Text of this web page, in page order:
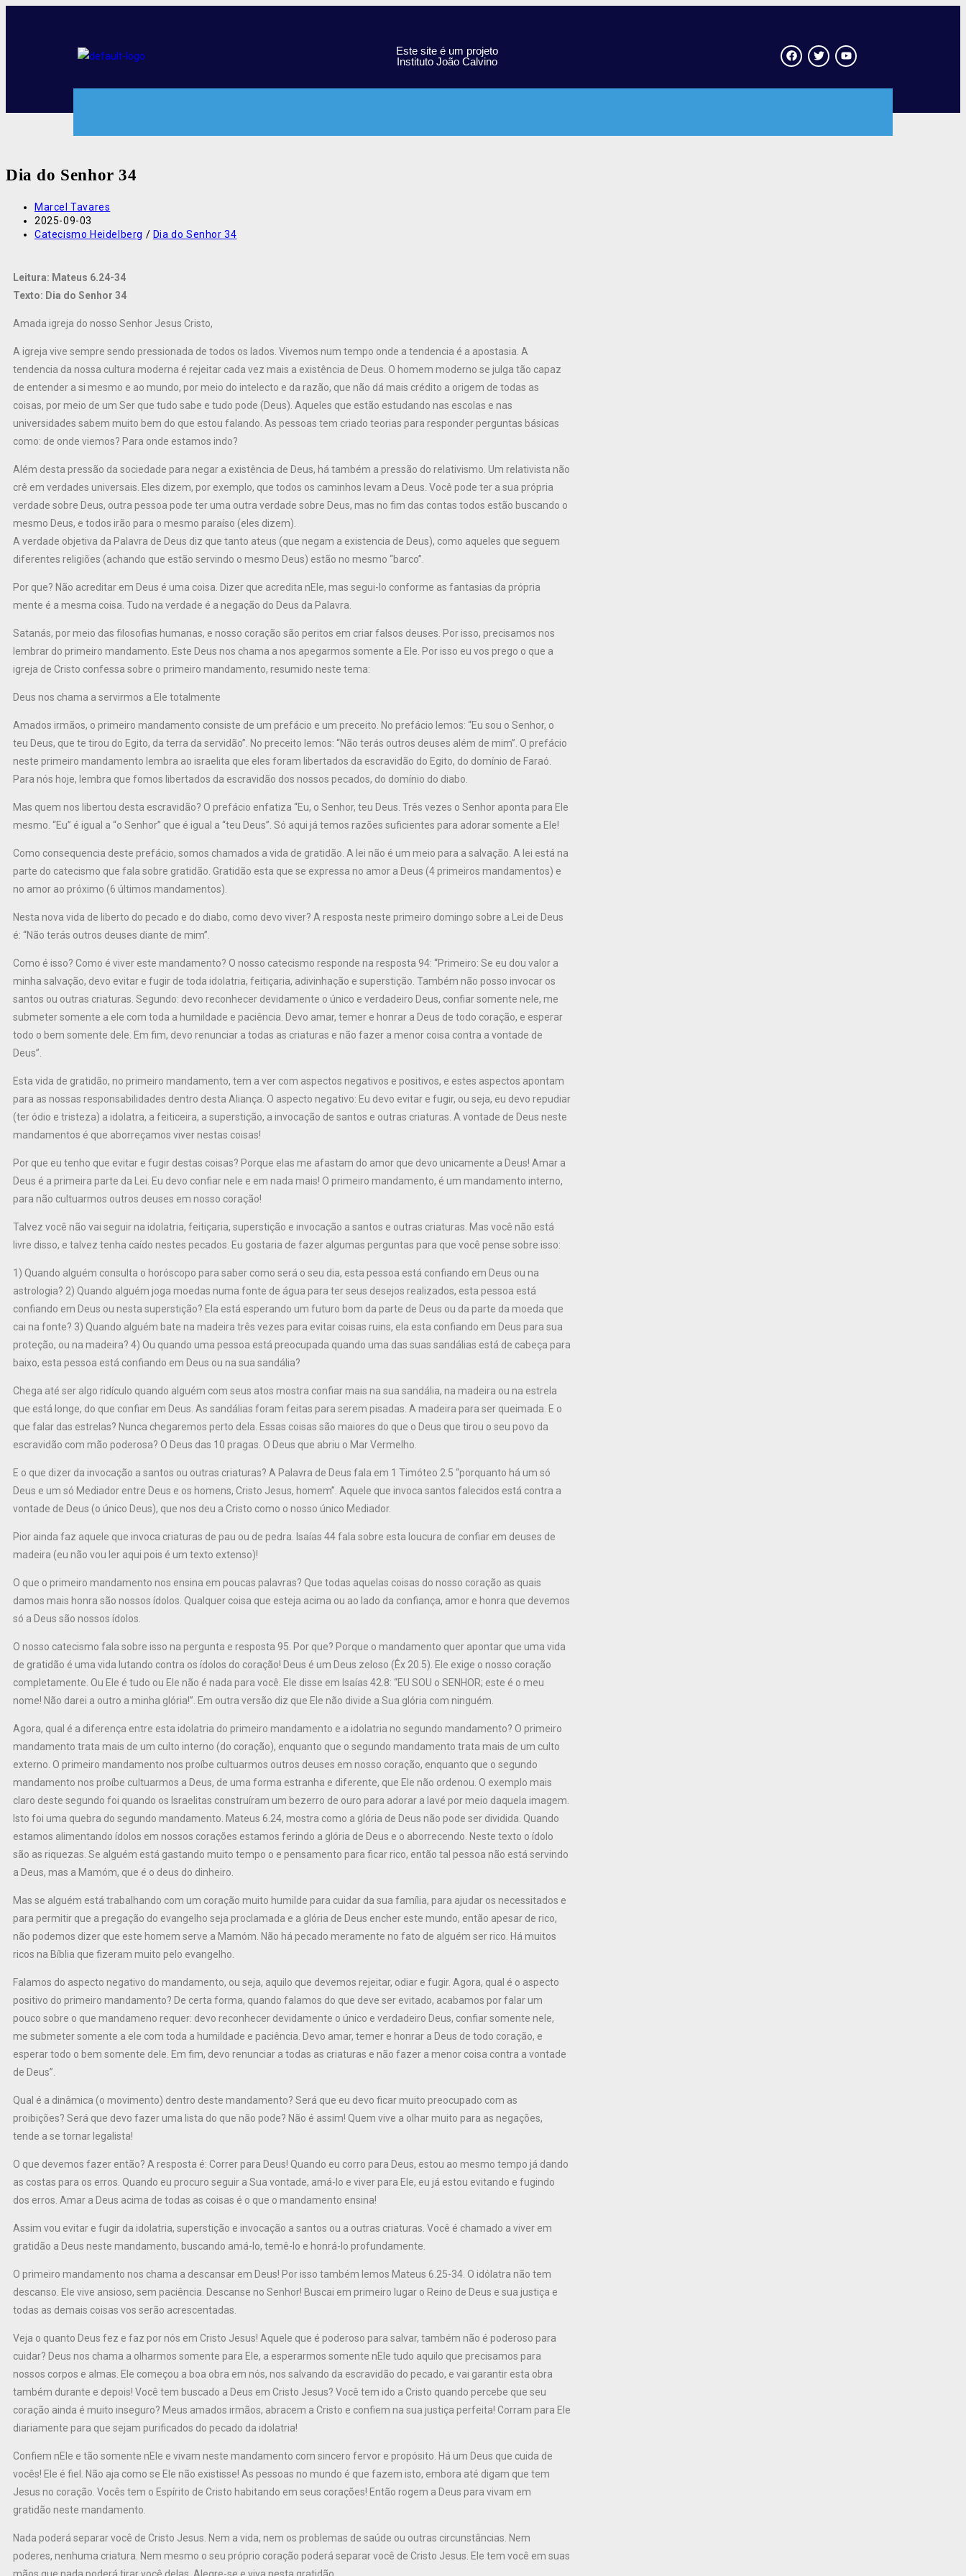
Este site é um projeto
Instituto João Calvino
Dia do Senhor 34
Marcel Tavares
2025-09-03
Catecismo Heidelberg / Dia do Senhor 34
Leitura: Mateus 6.24-34
Texto: Dia do Senhor 34
Amada igreja do nosso Senhor Jesus Cristo,
A igreja vive sempre sendo pressionada de todos os lados. Vivemos num tempo onde a tendencia é a apostasia. A
tendencia da nossa cultura moderna é rejeitar cada vez mais a existência de Deus. O homem moderno se julga tão capaz
de entender a si mesmo e ao mundo, por meio do intelecto e da razão, que não dá mais crédito a origem de todas as
coisas, por meio de um Ser que tudo sabe e tudo pode (Deus). Aqueles que estão estudando nas escolas e nas
universidades sabem muito bem do que estou falando. As pessoas tem criado teorias para responder perguntas básicas
como: de onde viemos? Para onde estamos indo?
Além desta pressão da sociedade para negar a existência de Deus, há também a pressão do relativismo. Um relativista não
crê em verdades universais. Eles dizem, por exemplo, que todos os caminhos levam a Deus. Você pode ter a sua própria
verdade sobre Deus, outra pessoa pode ter uma outra verdade sobre Deus, mas no fim das contas todos estão buscando o
mesmo Deus, e todos irão para o mesmo paraíso (eles dizem).
A verdade objetiva da Palavra de Deus diz que tanto ateus (que negam a existencia de Deus), como aqueles que seguem
diferentes religiões (achando que estão servindo o mesmo Deus) estão no mesmo “barco”.
Por que? Não acreditar em Deus é uma coisa. Dizer que acredita nEle, mas segui-lo conforme as fantasias da própria
mente é a mesma coisa. Tudo na verdade é a negação do Deus da Palavra.
Satanás, por meio das filosofias humanas, e nosso coração são peritos em criar falsos deuses. Por isso, precisamos nos
lembrar do primeiro mandamento. Este Deus nos chama a nos apegarmos somente a Ele. Por isso eu vos prego o que a
igreja de Cristo confessa sobre o primeiro mandamento, resumido neste tema:
Deus nos chama a servirmos a Ele totalmente
Amados irmãos, o primeiro mandamento consiste de um prefácio e um preceito. No prefácio lemos: “Eu sou o Senhor, o
teu Deus, que te tirou do Egito, da terra da servidão”. No preceito lemos: “Não terás outros deuses além de mim”. O prefácio
neste primeiro mandamento lembra ao israelita que eles foram libertados da escravidão do Egito, do domínio de Faraó.
Para nós hoje, lembra que fomos libertados da escravidão dos nossos pecados, do domínio do diabo.
Mas quem nos libertou desta escravidão? O prefácio enfatiza “Eu, o Senhor, teu Deus. Três vezes o Senhor aponta para Ele
mesmo. “Eu” é igual a “o Senhor” que é igual a “teu Deus”. Só aqui já temos razões suficientes para adorar somente a Ele!
Como consequencia deste prefácio, somos chamados a vida de gratidão. A lei não é um meio para a salvação. A lei está na
parte do catecismo que fala sobre gratidão. Gratidão esta que se expressa no amor a Deus (4 primeiros mandamentos) e
no amor ao próximo (6 últimos mandamentos).
Nesta nova vida de liberto do pecado e do diabo, como devo viver? A resposta neste primeiro domingo sobre a Lei de Deus
é: “Não terás outros deuses diante de mim”.
Como é isso? Como é viver este mandamento? O nosso catecismo responde na resposta 94: “Primeiro: Se eu dou valor a
minha salvação, devo evitar e fugir de toda idolatria, feitiçaria, adivinhação e superstição. Também não posso invocar os
santos ou outras criaturas. Segundo: devo reconhecer devidamente o único e verdadeiro Deus, confiar somente nele, me
submeter somente a ele com toda a humildade e paciência. Devo amar, temer e honrar a Deus de todo coração, e esperar
todo o bem somente dele. Em fim, devo renunciar a todas as criaturas e não fazer a menor coisa contra a vontade de
Deus”.
Esta vida de gratidão, no primeiro mandamento, tem a ver com aspectos negativos e positivos, e estes aspectos apontam
para as nossas responsabilidades dentro desta Aliança. O aspecto negativo: Eu devo evitar e fugir, ou seja, eu devo repudiar
(ter ódio e tristeza) a idolatra, a feiticeira, a superstição, a invocação de santos e outras criaturas. A vontade de Deus neste
mandamentos é que aborreçamos viver nestas coisas!
Por que eu tenho que evitar e fugir destas coisas? Porque elas me afastam do amor que devo unicamente a Deus! Amar a
Deus é a primeira parte da Lei. Eu devo confiar nele e em nada mais! O primeiro mandamento, é um mandamento interno,
para não cultuarmos outros deuses em nosso coração!
Talvez você não vai seguir na idolatria, feitiçaria, superstição e invocação a santos e outras criaturas. Mas você não está
livre disso, e talvez tenha caído nestes pecados. Eu gostaria de fazer algumas perguntas para que você pense sobre isso:
1) Quando alguém consulta o horóscopo para saber como será o seu dia, esta pessoa está confiando em Deus ou na
astrologia? 2) Quando alguém joga moedas numa fonte de água para ter seus desejos realizados, esta pessoa está
confiando em Deus ou nesta superstição? Ela está esperando um futuro bom da parte de Deus ou da parte da moeda que
cai na fonte? 3) Quando alguém bate na madeira três vezes para evitar coisas ruins, ela esta confiando em Deus para sua
proteção, ou na madeira? 4) Ou quando uma pessoa está preocupada quando uma das suas sandálias está de cabeça para
baixo, esta pessoa está confiando em Deus ou na sua sandália?
Chega até ser algo ridículo quando alguém com seus atos mostra confiar mais na sua sandália, na madeira ou na estrela
que está longe, do que confiar em Deus. As sandálias foram feitas para serem pisadas. A madeira para ser queimada. E o
que falar das estrelas? Nunca chegaremos perto dela. Essas coisas são maiores do que o Deus que tirou o seu povo da
escravidão com mão poderosa? O Deus das 10 pragas. O Deus que abriu o Mar Vermelho.
E o que dizer da invocação a santos ou outras criaturas? A Palavra de Deus fala em 1 Timóteo 2.5 “porquanto há um só
Deus e um só Mediador entre Deus e os homens, Cristo Jesus, homem”. Aquele que invoca santos falecidos está contra a
vontade de Deus (o único Deus), que nos deu a Cristo como o nosso único Mediador.
Pior ainda faz aquele que invoca criaturas de pau ou de pedra. Isaías 44 fala sobre esta loucura de confiar em deuses de
madeira (eu não vou ler aqui pois é um texto extenso)!
O que o primeiro mandamento nos ensina em poucas palavras? Que todas aquelas coisas do nosso coração as quais
damos mais honra são nossos ídolos. Qualquer coisa que esteja acima ou ao lado da confiança, amor e honra que devemos
só a Deus são nossos ídolos.
O nosso catecismo fala sobre isso na pergunta e resposta 95. Por que? Porque o mandamento quer apontar que uma vida
de gratidão é uma vida lutando contra os ídolos do coração! Deus é um Deus zeloso (Êx 20.5). Ele exige o nosso coração
completamente. Ou Ele é tudo ou Ele não é nada para você. Ele disse em Isaías 42.8: “EU SOU o SENHOR; este é o meu
nome! Não darei a outro a minha glória!”. Em outra versão diz que Ele não divide a Sua glória com ninguém.
Agora, qual é a diferença entre esta idolatria do primeiro mandamento e a idolatria no segundo mandamento? O primeiro
mandamento trata mais de um culto interno (do coração), enquanto que o segundo mandamento trata mais de um culto
externo. O primeiro mandamento nos proíbe cultuarmos outros deuses em nosso coração, enquanto que o segundo
mandamento nos proíbe cultuarmos a Deus, de uma forma estranha e diferente, que Ele não ordenou. O exemplo mais
claro deste segundo foi quando os Israelitas construíram um bezerro de ouro para adorar a Iavé por meio daquela imagem.
Isto foi uma quebra do segundo mandamento. Mateus 6.24, mostra como a glória de Deus não pode ser dividida. Quando
estamos alimentando ídolos em nossos corações estamos ferindo a glória de Deus e o aborrecendo. Neste texto o ídolo
são as riquezas. Se alguém está gastando muito tempo o e pensamento para ficar rico, então tal pessoa não está servindo
a Deus, mas a Mamóm, que é o deus do dinheiro.
Mas se alguém está trabalhando com um coração muito humilde para cuidar da sua família, para ajudar os necessitados e
para permitir que a pregação do evangelho seja proclamada e a glória de Deus encher este mundo, então apesar de rico,
não podemos dizer que este homem serve a Mamóm. Não há pecado meramente no fato de alguém ser rico. Há muitos
ricos na Bíblia que fizeram muito pelo evangelho.
Falamos do aspecto negativo do mandamento, ou seja, aquilo que devemos rejeitar, odiar e fugir. Agora, qual é o aspecto
positivo do primeiro mandamento? De certa forma, quando falamos do que deve ser evitado, acabamos por falar um
pouco sobre o que mandameno requer: devo reconhecer devidamente o único e verdadeiro Deus, confiar somente nele,
me submeter somente a ele com toda a humildade e paciência. Devo amar, temer e honrar a Deus de todo coração, e
esperar todo o bem somente dele. Em fim, devo renunciar a todas as criaturas e não fazer a menor coisa contra a vontade
de Deus”.
Qual é a dinâmica (o movimento) dentro deste mandamento? Será que eu devo ficar muito preocupado com as
proibições? Será que devo fazer uma lista do que não pode? Não é assim! Quem vive a olhar muito para as negações,
tende a se tornar legalista!
O que devemos fazer então? A resposta é: Correr para Deus! Quando eu corro para Deus, estou ao mesmo tempo já dando
as costas para os erros. Quando eu procuro seguir a Sua vontade, amá-lo e viver para Ele, eu já estou evitando e fugindo
dos erros. Amar a Deus acima de todas as coisas é o que o mandamento ensina!
Assim vou evitar e fugir da idolatria, superstição e invocação a santos ou a outras criaturas. Você é chamado a viver em
gratidão a Deus neste mandamento, buscando amá-lo, temê-lo e honrá-lo profundamente.
O primeiro mandamento nos chama a descansar em Deus! Por isso também lemos Mateus 6.25-34. O idólatra não tem
descanso. Ele vive ansioso, sem paciência. Descanse no Senhor! Buscai em primeiro lugar o Reino de Deus e sua justiça e
todas as demais coisas vos serão acrescentadas.
Veja o quanto Deus fez e faz por nós em Cristo Jesus! Aquele que é poderoso para salvar, também não é poderoso para
cuidar? Deus nos chama a olharmos somente para Ele, a esperarmos somente nEle tudo aquilo que precisamos para
nossos corpos e almas. Ele começou a boa obra em nós, nos salvando da escravidão do pecado, e vai garantir esta obra
também durante e depois! Você tem buscado a Deus em Cristo Jesus? Você tem ido a Cristo quando percebe que seu
coração ainda é muito inseguro? Meus amados irmãos, abracem a Cristo e confiem na sua justiça perfeita! Corram para Ele
diariamente para que sejam purificados do pecado da idolatria!
Confiem nEle e tão somente nEle e vivam neste mandamento com sincero fervor e propósito. Há um Deus que cuida de
vocês! Ele é fiel. Não aja como se Ele não existisse! As pessoas no mundo é que fazem isto, embora até digam que tem
Jesus no coração. Vocês tem o Espírito de Cristo habitando em seus corações! Então rogem a Deus para vivam em
gratidão neste mandamento.
Nada poderá separar você de Cristo Jesus. Nem a vida, nem os problemas de saúde ou outras circunstâncias. Nem
poderes, nenhuma criatura. Nem mesmo o seu próprio coração poderá separar você de Cristo Jesus. Ele tem você em suas